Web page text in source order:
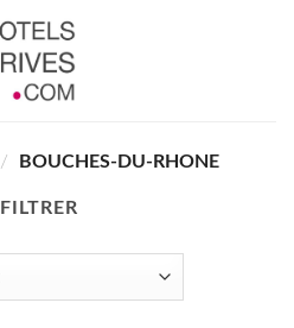
/ BOUCHES-DU-RHONE
FILTRER